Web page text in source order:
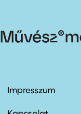
Footer
first
Impresszum